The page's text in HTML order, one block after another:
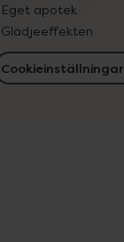
Eget apotek
Glädjeeffekten
Cookieinställningar